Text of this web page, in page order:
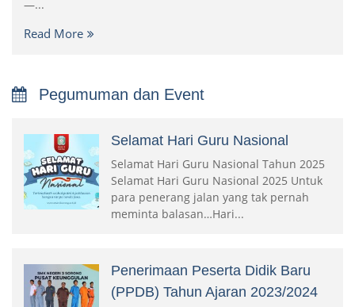
—...
Read More
Pegumuman dan Event
Selamat Hari Guru Nasional
Selamat Hari Guru Nasional Tahun 2025
Selamat Hari Guru Nasional 2025 Untuk
para penerang jalan yang tak pernah
meminta balasan…Hari...
Penerimaan Peserta Didik Baru
(PPDB) Tahun Ajaran 2023/2024